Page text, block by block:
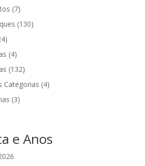
(7)
(130)
(4)
(132)
Categorias (4)
(3)
e Anos